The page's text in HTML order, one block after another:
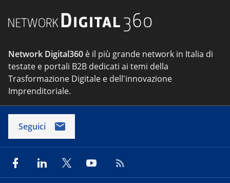
Network Digital360 è il più grande network in Italia di
testate e portali B2B dedicati ai temi della
Trasformazione Digitale e dell'innovazione
Imprenditoriale.
Seguici